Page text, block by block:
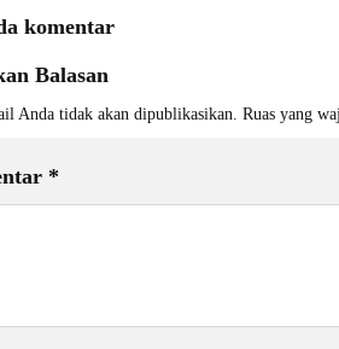
komentar
Balasan
Anda tidak akan dipublikasikan. Ruas yang
*